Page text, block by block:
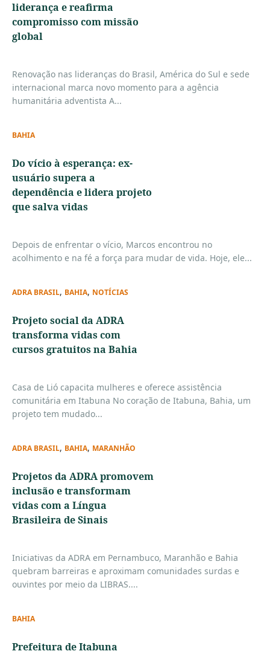
liderança e reafirma
compromisso com missão
global
Renovação nas lideranças do Brasil, América do Sul e sede
internacional marca novo momento para a agência
humanitária adventista A...
BAHIA
Do vício à esperança: ex-
usuário supera a
dependência e lidera projeto
que salva vidas
Depois de enfrentar o vício, Marcos encontrou no
acolhimento e na fé a força para mudar de vida. Hoje, ele...
ADRA BRASIL, BAHIA, NOTÍCIAS
Projeto social da ADRA
transforma vidas com
cursos gratuitos na Bahia
Casa de Lió capacita mulheres e oferece assistência
comunitária em Itabuna No coração de Itabuna, Bahia, um
projeto tem mudado...
ADRA BRASIL, BAHIA, MARANHÃO
Projetos da ADRA promovem
inclusão e transformam
vidas com a Língua
Brasileira de Sinais
Iniciativas da ADRA em Pernambuco, Maranhão e Bahia
quebram barreiras e aproximam comunidades surdas e
ouvintes por meio da LIBRAS....
BAHIA
Prefeitura de Itabuna